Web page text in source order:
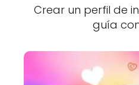
Crear un perfil de
guía